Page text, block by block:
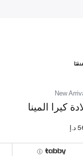
New
كيرا المينا